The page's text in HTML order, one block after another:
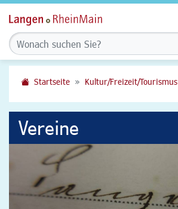
Startseite Kultur/Freizeit/Tourismus
Vereine